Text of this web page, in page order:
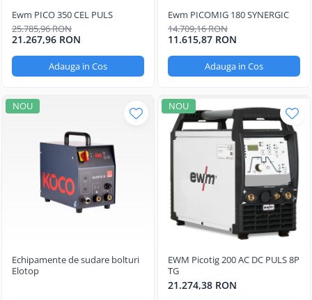
Ewm PICO 350 CEL PULS
25.785,96 RON
21.267,96 RON
Adauga in Cos
Ewm PICOMIG 180 SYNERGIC
14.709,16 RON
11.615,87 RON
Adauga in Cos
NOU
Echipamente de sudare bolturi
Elotop
NOU
EWM Picotig 200 AC DC PULS 8P
TG
21.274,38 RON